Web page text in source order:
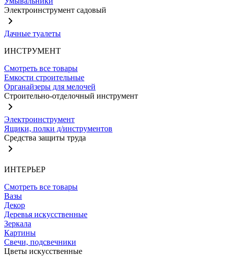
Электроинструмент садовый
Дачные туалеты
ИНСТРУМЕНТ
Смотреть все товары
Емкости строительные
Органайзеры для мелочей
Строительно-отделочный инструмент
Электроинструмент
Ящики, полки д/инструментов
Средства защиты труда
ИНТЕРЬЕР
Смотреть все товары
Вазы
Декор
Деревья искусственные
Зеркала
Картины
Свечи, подсвечники
Цветы искусственные